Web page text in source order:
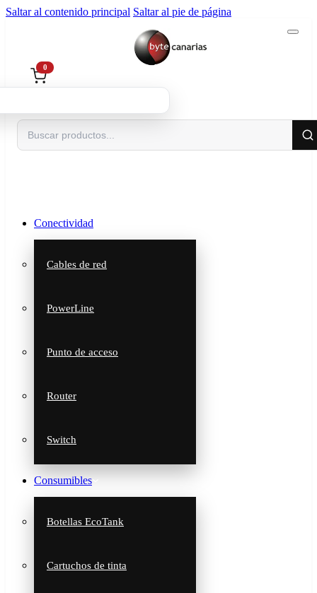
Saltar al contenido principal Saltar al pie de página
Buscar
0
Conectividad
Cables de red
PowerLine
Punto de acceso
Router
Switch
Consumibles
Botellas EcoTank
Cartuchos de tinta